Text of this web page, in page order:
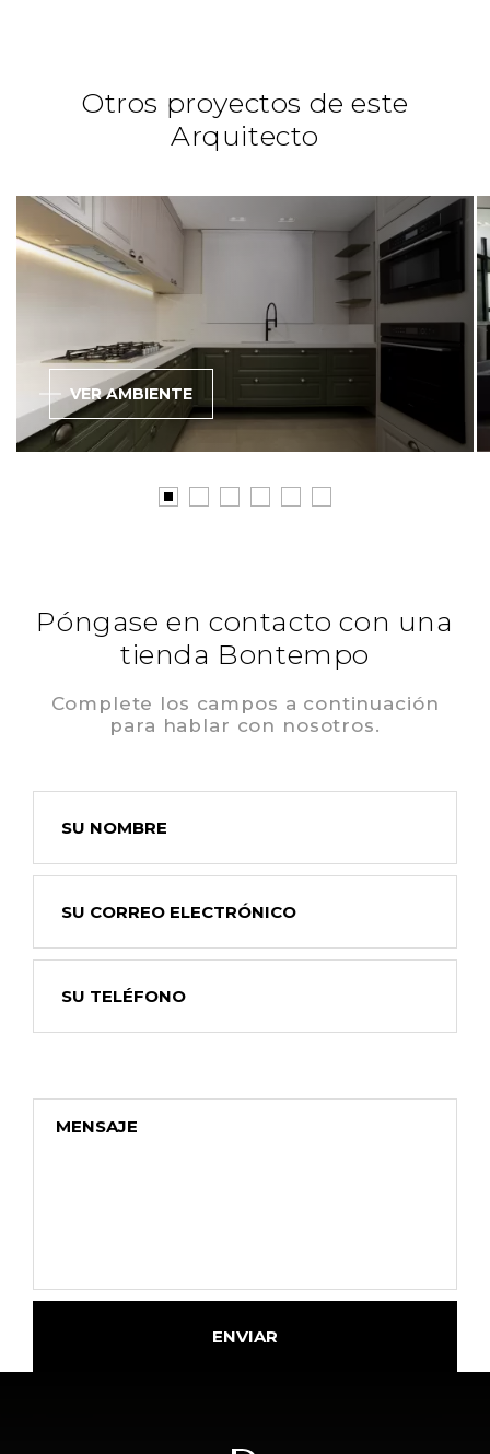
Otros proyectos de este
Arquitecto
VER AMBIENTE
Póngase en contacto con una
tienda Bontempo
Complete los campos a continuación
para hablar con nosotros.
ENVIAR
Especificador